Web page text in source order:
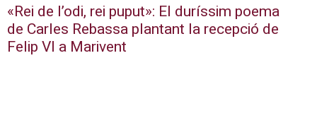
«Rei de l’odi, rei puput»: El duríssim poema
de Carles Rebassa plantant la recepció de
Felip VI a Marivent